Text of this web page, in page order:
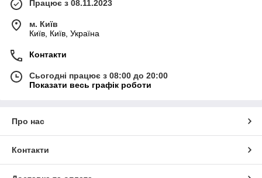
Працює з 08.11.2023
м. Київ
Київ, Київ, Україна
Контакти
Сьогодні працює з 08:00 до 20:00
Показати весь графік роботи
Про нас
Контакти